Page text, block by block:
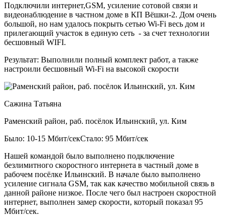
Подключили интернет,GSM, усиление сотовой связи и
видеонаблюдение в частном доме в КП Вёшки-2. Дом очень
большой, но нам удалось покрыть сетью Wi-Fi весь дом и
прилегающий участок в единую сеть - за счет технологии
бесшовный WIFI.
Результат: Выполнили полный комплект работ, а также
настроили бесшовный Wi-Fi на высокой скорости
Сажина Татьяна
Раменский район, раб. посёлок Ильинский, ул. Ким
Было: 10-15 Мбит/секСтало: 95 Мбит/сек
Нашей командой было выполнено подключение
безлимитного скоростного интернета в частный доме в
рабочем посёлке Ильинский. В начале было выполнено
усиление сигнала GSM, так как качество мобильной связь в
данной районе низкое. После чего был настроен скоростной
интернет, выполнен замер скорости, который показал 95
Мбит/сек.